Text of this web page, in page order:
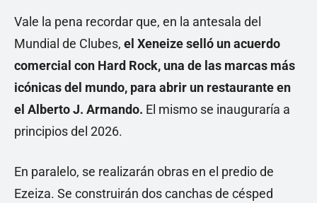
Vale la pena recordar que, en la antesala del
Mundial de Clubes, el Xeneize selló un acuerdo
comercial con Hard Rock, una de las marcas más
icónicas del mundo, para abrir un restaurante en
el Alberto J. Armando. El mismo se inauguraría a
principios del 2026.
En paralelo, se realizarán obras en el predio de
Ezeiza. Se construirán dos canchas de césped